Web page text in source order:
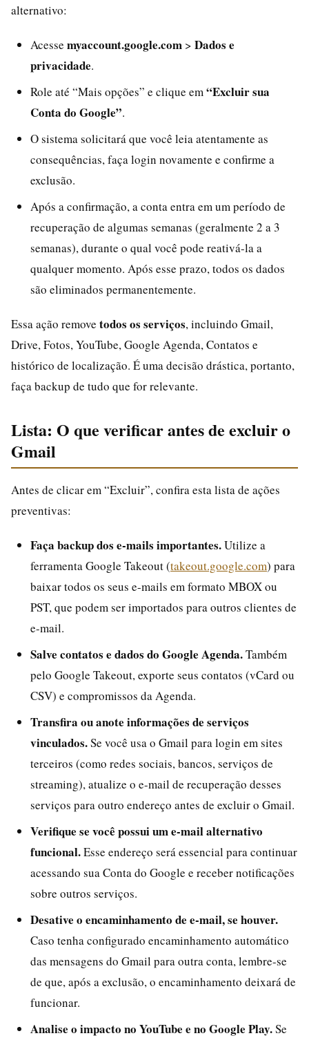
alternativo:
Acesse myaccount.google.com > Dados e
privacidade.
Role até “Mais opções” e clique em “Excluir sua
Conta do Google”.
O sistema solicitará que você leia atentamente as
consequências, faça login novamente e confirme a
exclusão.
Após a confirmação, a conta entra em um período de
recuperação de algumas semanas (geralmente 2 a 3
semanas), durante o qual você pode reativá-la a
qualquer momento. Após esse prazo, todos os dados
são eliminados permanentemente.
Essa ação remove todos os serviços, incluindo Gmail,
Drive, Fotos, YouTube, Google Agenda, Contatos e
histórico de localização. É uma decisão drástica, portanto,
faça backup de tudo que for relevante.
Lista: O que verificar antes de excluir o
Gmail
Antes de clicar em “Excluir”, confira esta lista de ações
preventivas:
Faça backup dos e-mails importantes.Utilize a
ferramenta Google Takeout (takeout.google.com) para
baixar todos os seus e-mails em formato MBOX ou
PST, que podem ser importados para outros clientes de
e-mail.
Salve contatos e dados do Google Agenda.Também
pelo Google Takeout, exporte seus contatos (vCard ou
CSV) e compromissos da Agenda.
Transfira ou anote informações de serviços
vinculados.Se você usa o Gmail para login em sites
terceiros (como redes sociais, bancos, serviços de
streaming), atualize o e-mail de recuperação desses
serviços para outro endereço antes de excluir o Gmail.
Verifique se você possui um e-mail alternativo
funcional.Esse endereço será essencial para continuar
acessando sua Conta do Google e receber notificações
sobre outros serviços.
Desative o encaminhamento de e-mail, se houver.
Caso tenha configurado encaminhamento automático
das mensagens do Gmail para outra conta, lembre-se
de que, após a exclusão, o encaminhamento deixará de
funcionar.
Analise o impacto no YouTube e no Google Play.Se